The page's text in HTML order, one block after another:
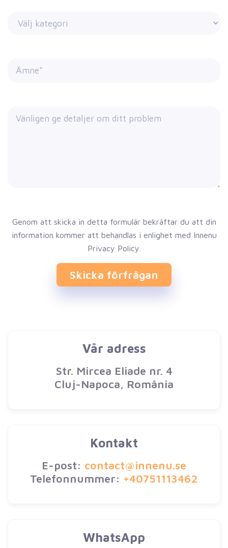
Genom att skicka in detta formulär bekräftar du att din
information kommer att behandlas i enlighet med Innenu
Privacy Policy.
Skicka förfrågan
Vår adress
Str. Mircea Eliade nr. 4
Cluj-Napoca, România
Kontakt
E-post: contact@innenu.se
Telefonnummer: +40751113462
WhatsApp